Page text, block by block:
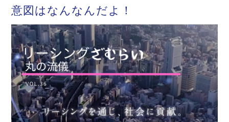
意図はなんなんだよ！